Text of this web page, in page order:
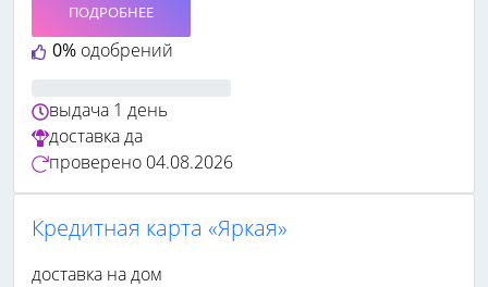
0% одобрений
ПОДРОБНЕЕ
выдача 1 день
доставкада
проверено 04.08.2026
Кредитная карта «Яркая»
доставка на дом